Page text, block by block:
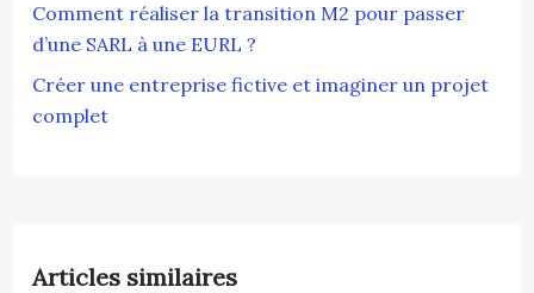
Comment réaliser la transition M2 pour passer
d’une SARL à une EURL ?
Créer une entreprise fictive et imaginer un projet
complet
Articles similaires